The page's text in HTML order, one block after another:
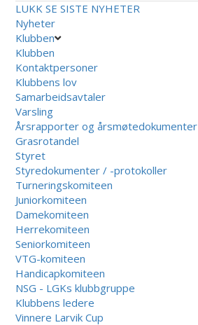
LUKK SE SISTE NYHETER
Nyheter
Klubben
Klubben
Kontaktpersoner
Klubbens lov
Samarbeidsavtaler
Varsling
Årsrapporter og årsmøtedokumenter
Grasrotandel
Styret
Styredokumenter / -protokoller
Turneringskomiteen
Juniorkomiteen
Damekomiteen
Herrekomiteen
Seniorkomiteen
VTG-komiteen
Handicapkomiteen
NSG - LGKs klubbgruppe
Klubbens ledere
Vinnere Larvik Cup